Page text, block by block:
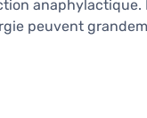
anaphylactique.
peuvent